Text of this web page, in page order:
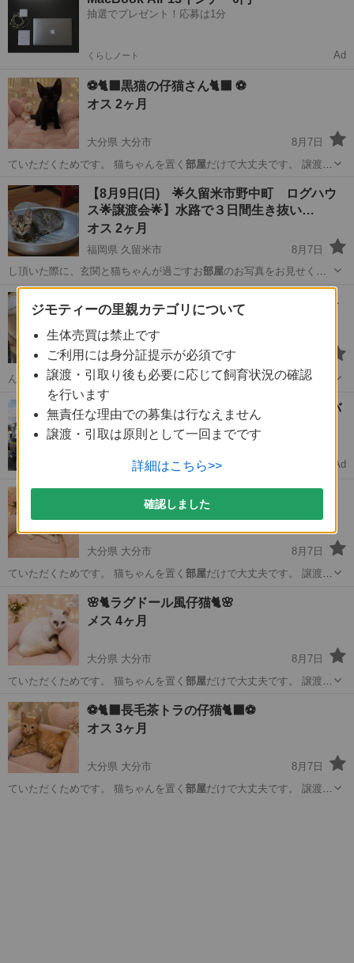
抽選でプレゼント！応募は1分
くらしノート Ad
⚽️🐈‍⬛黒猫の仔猫さん🐈‍⬛ ⚽️
オス 2ヶ月
大分県 大分市
8月7日
ていただくためです。 猫ちゃんを置く 部屋だけで大丈夫です。 譲渡し
大分 大分市 猫 ワクチン
【8月9日(日) 🌟久留米市野中町 ログハウ
ス🌟譲渡会🌟】水路で３日間生き抜い…
オス 2ヶ月
福岡県 久留米市
8月7日
し頂いた際に、玄関と猫ちゃんが過ごすお部屋のお写真をお見せくだ
さい🙇‍♀️ …
福岡 久留米市 猫 インスタ
野良ママ猫が子猫を出産。母子猫の里親探し
をしています。 （余市郡仁木町）←余市…
性別不明 0才1ヶ月
北海道 仁木駅
ん猫で、慌てて段ボールを用意し、二匹を部屋 に招き入れました。箱
の中の母猫は安堵の…
北海道 余市郡
【未経験OK🚚】月収30万↑中型免許ドライバ
ー募集
完全週休2日で安定転職
ドライバーダイレクト Ad
🌸🐈クリーム茶白仔猫🐈🌸
メス 3ヶ月
大分県 大分市
8月7日
ていただくためです。 猫ちゃんを置く 部屋だけで大丈夫です。 譲渡し
大分 大分市 ワクチン
🌸🐈ラグドール風仔猫🐈🌸
メス 4ヶ月
大分県 大分市
8月7日
ていただくためです。 猫ちゃんを置く 部屋だけで大丈夫です。 譲渡し
大分 大分市 猫 ワクチン
⚽️🐈‍⬛長毛茶トラの仔猫🐈‍⬛⚽️
オス 3ヶ月
大分県 大分市
8月7日
ていただくためです。 猫ちゃんを置く 部屋だけで大丈夫です。 譲渡し
ジモティーの里親カテゴリについて
生体売買は禁止です
ご利用には身分証提示が必須です
譲渡・引取り後も必要に応じて飼育状況の確認
を行います
無責任な理由での募集は行なえません
譲渡・引取は原則として一回までです
詳細はこちら>>
確認しました